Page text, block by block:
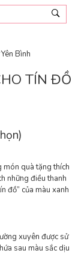
Bình
TÍN ĐỒ
quà tặng thích
những điều thanh
đồ” của màu xanh
xuyên được sử
sau màu sắc dịu